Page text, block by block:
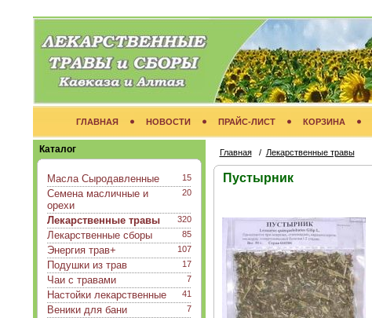
ГЛАВНАЯ НОВОСТИ ПРАЙС-ЛИСТ КОРЗИНА
Каталог
15
Масла Сыродавленные
20
Семена масличные и
орехи
320
Лекарственные травы
85
Лекарственные сборы
107
Энергия трав+
17
Подушки из трав
7
Чаи с травами
41
Настойки лекарственные
7
Веники для бани
Главная/ Лекарственные травы
Пустырник